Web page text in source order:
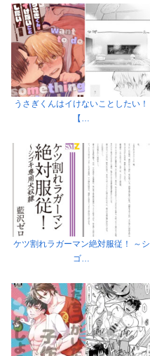
うさぎくんはイけないことしたい！
【…
ケツ割れラガーマン絶対服従！ ～シ
ゴ…